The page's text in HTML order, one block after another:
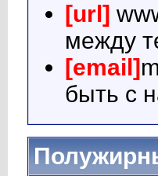
[url]
между
[email]
быть с